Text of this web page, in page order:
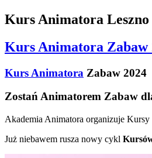
Kurs Animatora Leszno
Kurs Animatora Zabaw
Kurs Animatora Zabaw 2024
Zostań Animatorem Zabaw
Akademia Animatora organizuje
Już niebawem rusza nowy cykl